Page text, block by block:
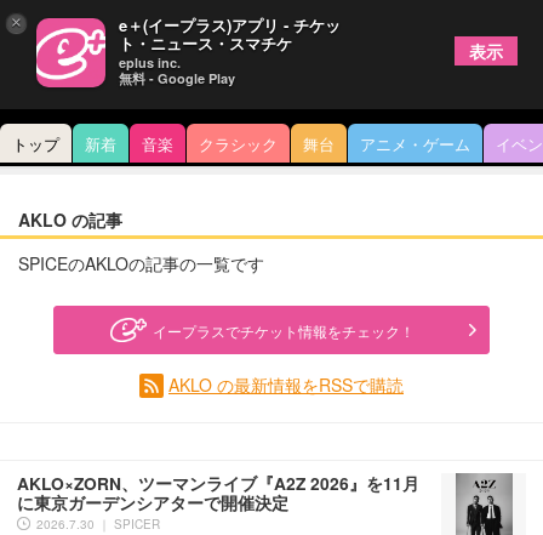
トップ 新着 音楽 クラシック 舞台 アニメ・ゲーム イベ
AKLO の記事
SPICEのAKLOの記事の一覧です
イープラスでチケット情報をチェック！
AKLO の最新情報をRSSで購読
AKLO×ZORN、ツーマンライブ『A2Z 2026』を11月
に東京ガーデンシアターで開催決定
2026.7.30 ｜ SPICER
× e＋(イープラス)アプリ - チケッ
ト・ニュース・スマチケ
eplus inc.
無料 - Google Play
表示